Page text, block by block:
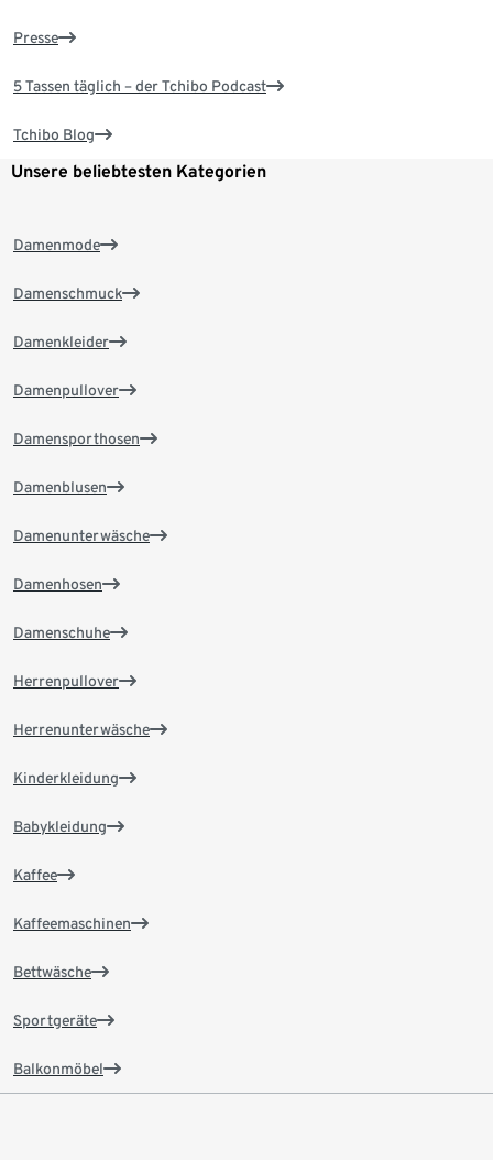
Presse
5 Tassen täglich – der Tchibo Podcast
Tchibo Blog
Unsere beliebtesten Kategorien
Damenmode
Damenschmuck
Damenkleider
Damenpullover
Damensporthosen
Damenblusen
Damenunterwäsche
Damenhosen
Damenschuhe
Herrenpullover
Herrenunterwäsche
Kinderkleidung
Babykleidung
Kaffee
Kaffeemaschinen
Bettwäsche
Sportgeräte
Balkonmöbel